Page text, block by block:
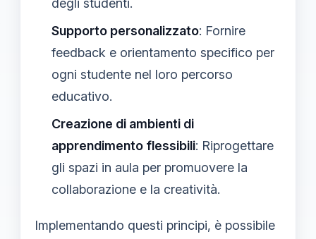
Supporto personalizzato: Fornire
feedback e orientamento specifico per
ogni studente nel loro percorso
educativo.
Creazione di ambienti di
apprendimento flessibili: Riprogettare
gli spazi in aula per promuovere la
collaborazione e la creatività.
Implementando questi principi, è possibile